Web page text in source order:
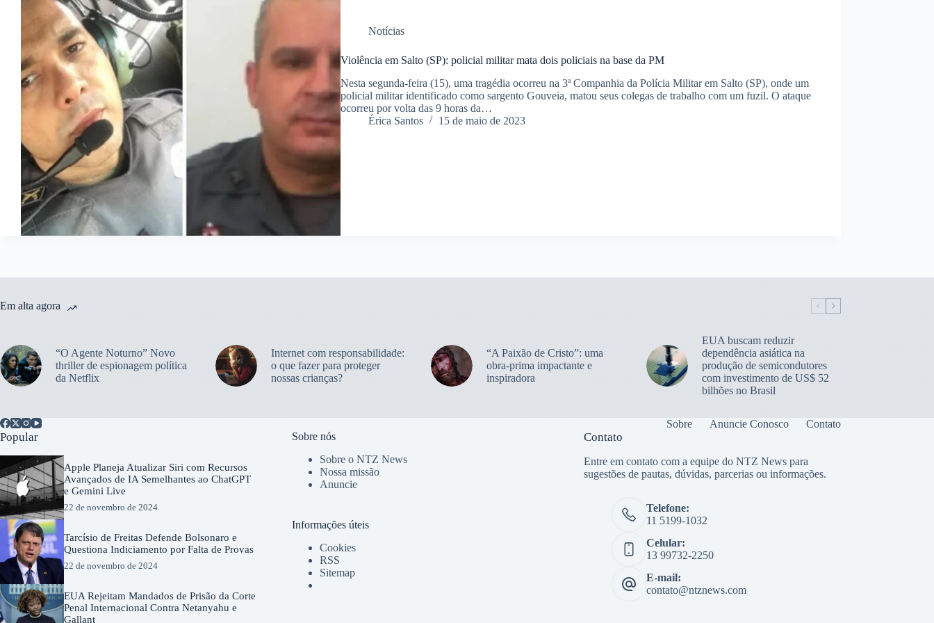
Notícias
Violência em Salto (SP): policial militar mata dois policiais na base da PM
Nesta segunda-feira (15), uma tragédia ocorreu na 3ª Companhia da Polícia Militar em Salto (SP), onde um
policial militar identificado como sargento Gouveia, matou seus colegas de trabalho com um fuzil. O ataque
ocorreu por volta das 9 horas da…
Érica Santos
15 de maio de 2023
Em alta agora
“O Agente Noturno” Novo
thriller de espionagem política
da Netflix
Internet com responsabilidade:
o que fazer para proteger
nossas crianças?
“A Paixão de Cristo”: uma
obra-prima impactante e
inspiradora
EUA buscam reduzir
dependência asiática na
produção de semicondutores
com investimento de US$ 52
bilhões no Brasil
Sobre Anuncie Conosco Contato
Popular
Apple Planeja Atualizar Siri com Recursos
Avançados de IA Semelhantes ao ChatGPT
e Gemini Live
22 de novembro de 2024
Tarcísio de Freitas Defende Bolsonaro e
Questiona Indiciamento por Falta de Provas
22 de novembro de 2024
EUA Rejeitam Mandados de Prisão da Corte
Penal Internacional Contra Netanyahu e
Gallant
Sobre nós
Sobre o NTZ News
Nossa missão
Anuncie
Informações úteis
Cookies
RSS
Sitemap
Contato
Entre em contato com a equipe do NTZ News para
sugestões de pautas, dúvidas, parcerias ou informações.
Telefone:
11 5199-1032
Celular:
13 99732-2250
E-mail:
contato@ntznews.com